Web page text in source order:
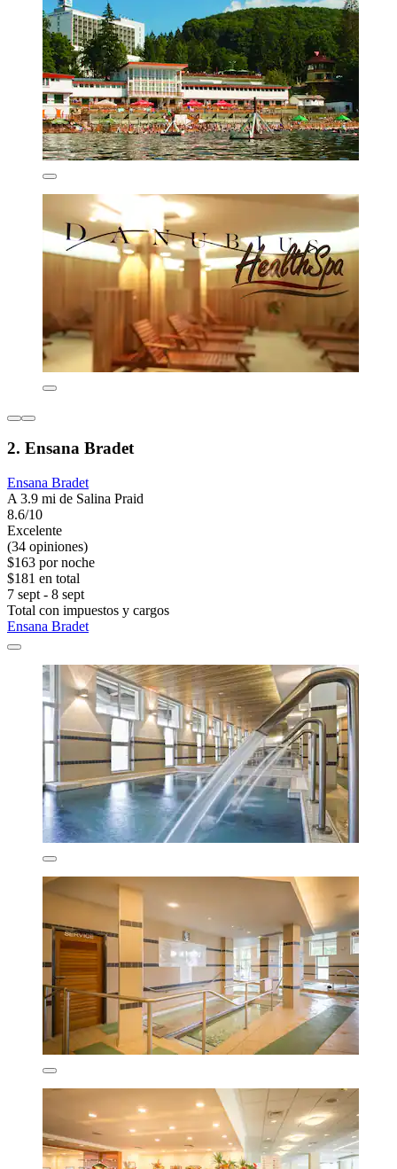
2. Ensana Bradet
Ensana Bradet
A 3.9 mi de Salina Praid
8.6/10
Excelente
(34 opiniones)
$163 por noche
$181 en total
7 sept - 8 sept
Total con impuestos y cargos
Ensana Bradet